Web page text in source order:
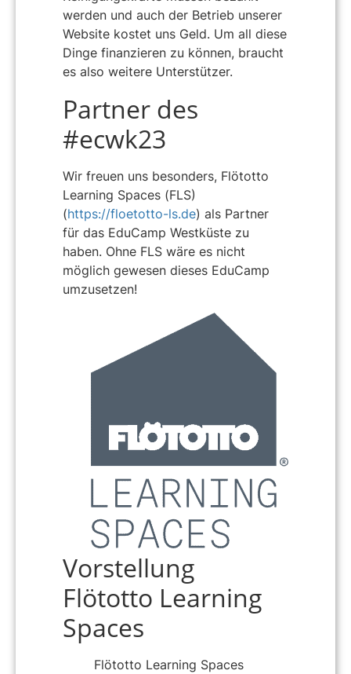
werden und auch der Betrieb unserer
Website kostet uns Geld. Um all diese
Dinge finanzieren zu können, braucht
es also weitere Unterstützer.
Partner des
#ecwk23
Wir freuen uns besonders, Flötotto
Learning Spaces (FLS)
(https://floetotto-ls.de) als Partner
für das EduCamp Westküste zu
haben. Ohne FLS wäre es nicht
möglich gewesen dieses EduCamp
umzusetzen!
Vorstellung
Flötotto Learning
Spaces
Flötotto Learning Spaces